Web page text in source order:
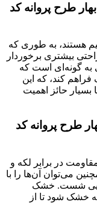
طرح پروانه کد
هستند، به طوری که
بیشتری برخوردار
به گونه‌ای است که
کند، که این
بسیار حائز اهمیت
طرح پروانه کد
در برابر لکه و
می‌توان آن‌ها را با
شست. خشک
خشک شود تا از